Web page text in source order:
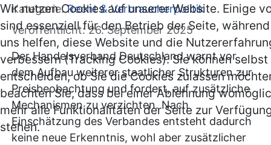
Kategorie:Recht & Verbraucherpolitik
Veröffentlicht: 26. September 2025
Der Handelsverband Deutschland warnt vor
dem Aufbau weiterer staatlicher Strukturen zur
Preisbeobachtung und fordert, auf zusätzliche
Mechanismen zu verzichten. Nach
Einschätzung des Verbandes entsteht dadurch
keine neue Erkenntnis, wohl aber zusätzlicher
Wir nutzen Cookies auf unserer Website. Einige
sind essenziell für den Betrieb der Seite,
uns helfen, diese Website und die
verbessern (Tracking Cookies). Sie können selbst
entscheiden, ob Sie die Cookies zulassen
beachten Sie, dass bei einer Ablehnung
mehr alle Funktionalitäten der Seite zur
stehen.